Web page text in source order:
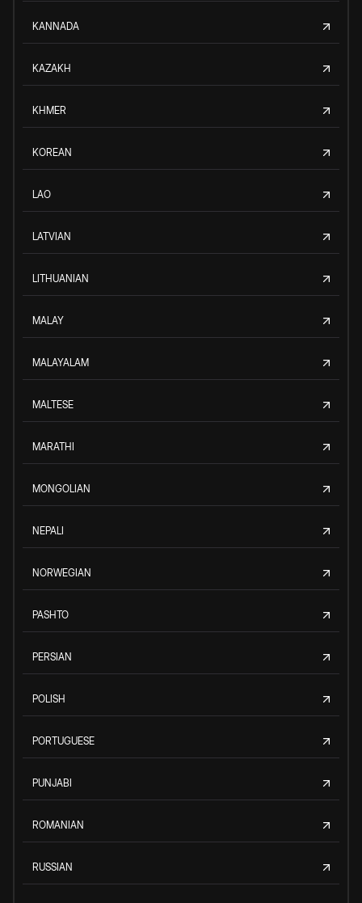
KANNADA
KAZAKH
KHMER
KOREAN
LAO
LATVIAN
LITHUANIAN
MALAY
MALAYALAM
MALTESE
MARATHI
MONGOLIAN
NEPALI
NORWEGIAN
PASHTO
PERSIAN
POLISH
PORTUGUESE
PUNJABI
ROMANIAN
RUSSIAN